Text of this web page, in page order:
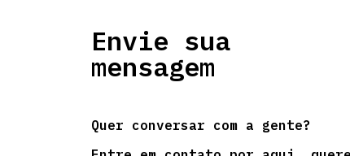
Envie sua
mensagem
Quer conversar com a gente?